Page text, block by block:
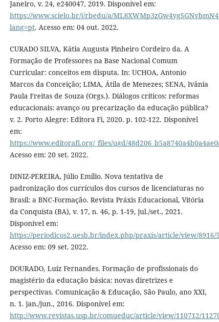
Janeiro, v. 24, e240047, 2019. Disponível em:
https://www.scielo.br/j/rbedu/a/
lang=pt. Acesso em: 04 out. 2022.
CURADO SILVA, Kátia Augusta Pinheiro Cordeiro da. A
Formação de Professores na Base Nacional Comum
Curricular: conceitos em disputa. In: UCHOA, Antonio
Marcos da Conceição; LIMA, Átila de Menezes; SENA, Ivânia
Paula Freitas de Souza (Orgs.). Diálogos críticos: reformas
educacionais: avanço ou precarização da educação pública?
v. 2. Porto Alegre: Editora Fi, 2020. p. 102-122. Disponível
em:
https://www.editorafi.org/_files/ugd/
Acesso em: 20 set. 2022.
DINIZ-PEREIRA, Júlio Emílio. Nova tentativa de
padronização dos currículos dos cursos de licenciaturas no
Brasil: a BNC-Formação. Revista Práxis Educacional, Vitória
da Conquista (BA), v. 17, n. 46, p. 1-19, jul./set., 2021.
Disponível em:
https://periodicos2.uesb.br/index.php/praxis/article/view/8916/
Acesso em: 09 set. 2022.
DOURADO, Luiz Fernandes. Formação de profissionais do
magistério da educação básica: novas diretrizes e
perspectivas. Comunicação & Educação, São Paulo, ano XXI,
n. 1. jan./jun., 2016. Disponível em:
http://www.revistas.usp.br/comueduc/article/view/110712/